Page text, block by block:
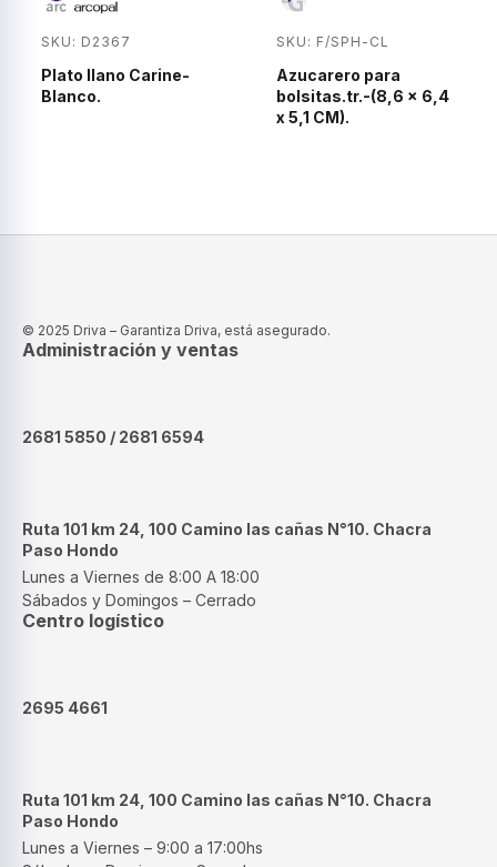
SKU: D2367
Plato llano Carine-
Blanco.
SKU: F/SPH-CL
Azucarero para
bolsitas.tr.-(8,6 x 6,4
x 5,1 CM).
© 2025 Driva – Garantiza Driva, está asegurado.
Administración y ventas
2681 5850 / 2681 6594
Ruta 101 km 24, 100 Camino las cañas N°10. Chacra
Paso Hondo
Lunes a Viernes de 8:00 A 18:00
Sábados y Domingos – Cerrado
Centro logístico
2695 4661
Ruta 101 km 24, 100 Camino las cañas N°10. Chacra
Paso Hondo
Lunes a Viernes – 9:00 a 17:00hs